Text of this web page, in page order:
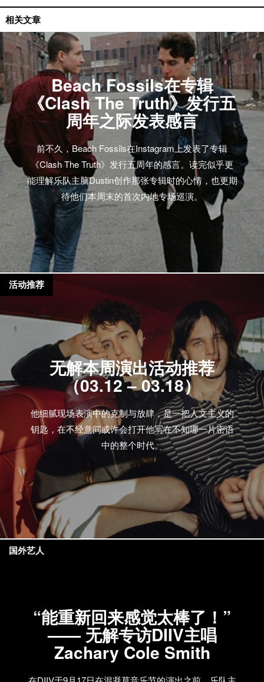
相关文章
Beach Fossils在专辑
《Clash The Truth》发行五
周年之际发表感言
前不久，Beach Fossils在Instagram上发表了专辑
《Clash The Truth》发行五周年的感言。读完似乎更
能理解乐队主脑Dustin创作那张专辑时的心情，也更期
待他们本周末的首次内地专场巡演。
国际资讯
无解本周演出活动推荐
（03.12 – 03.18）
他细腻现场表演中的克制与放肆，是一把人文主义的
钥匙，在不经意间或许会打开他写在不知哪一片密语
中的整个时代。
活动推荐
“能重新回来感觉太棒了！”
—— 无解专访DIIV主唱
Zachary Cole Smith
国外艺人